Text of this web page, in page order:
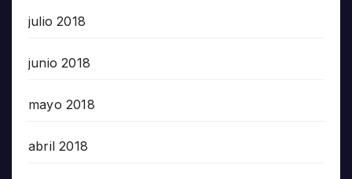
julio 2018
junio 2018
mayo 2018
abril 2018